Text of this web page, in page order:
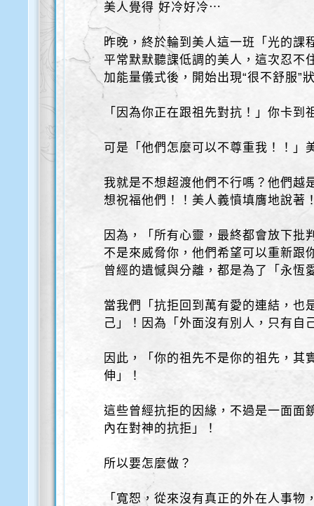
美人覺得 好冷好冷⋯
昨晚，終於輪到美人這一班「光的課
平常默默聽課低調的美人，這次忍不
加能量儀式後，開始出現“很不舒服”
「因為你正在跟祖先對抗！」你卡到
可是「他們怎麼可以不尊重我！！」
我就是不想超渡他們不行嗎？他們越
想祝福他們！！美人義憤填膺地說著
因為，「所有心靈，最終都會放下批
不是來威脅你，他們希望可以重新跟
曾經的遺憾與分離，都是為了「永恆
當我們「抗拒回到萬有愛的連結，也
己」！因為「外面沒有別人，只有自
因此，「你的祖先不是你的祖先，其
伸」！
這些曾經抗拒的因緣，不過是一面面
內在對神的抗拒」！
所以要怎麼做？
「寬恕，從來沒有真正的外在人事